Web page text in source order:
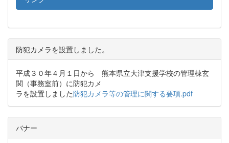
防犯カメラを設置しました。
平成３０年４月１日から 熊本県立大津支援学校の管理棟玄
関（事務室前）に防犯カメ
ラを設置しました防犯カメラ等の管理に関する要項.pdf
バナー